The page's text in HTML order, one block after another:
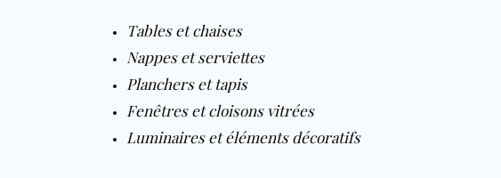
Tables et chaises
Nappes et serviettes
Planchers et tapis
Fenêtres et cloisons vitrées
Luminaires et éléments décoratifs